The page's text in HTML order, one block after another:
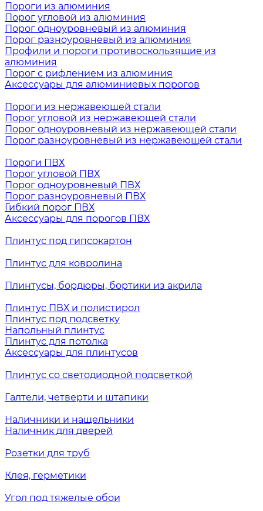
Пороги из алюминия
Порог угловой из алюминия
Порог одноуровневый из алюминия
Порог разноуровневый из алюминия
Профили и пороги противоскользящие из
алюминия
Порог с рифлением из алюминия
Аксессуары для алюминиевых порогов
Пороги из нержавеющей стали
Порог угловой из нержавеющей стали
Порог одноуровневый из нержавеющей стали
Порог разноуровневый из нержавеющей стали
Пороги ПВХ
Порог угловой ПВХ
Порог одноуровневый ПВХ
Порог разноуровневый ПВХ
Гибкий порог ПВХ
Аксессуары для порогов ПВХ
Плинтус под гипсокартон
Плинтус для ковролина
Плинтусы, бордюры, бортики из акрила
Плинтус ПВХ и полистирол
Плинтус под подсветку
Напольный плинтус
Плинтус для потолка
Аксессуары для плинтусов
Плинтус со светодиодной подсветкой
Галтели, четверти и штапики
Наличники и нащельники
Наличник для дверей
Розетки для труб
Клея, герметики
Угол под тяжелые обои